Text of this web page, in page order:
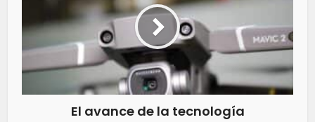
El avance de la tecnología